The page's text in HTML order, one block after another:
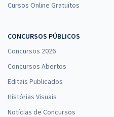
Cursos Online Gratuitos
CONCURSOS PÚBLICOS
Concursos 2026
Concursos Abertos
Editais Publicados
Histórias Visuais
Notícias de Concursos